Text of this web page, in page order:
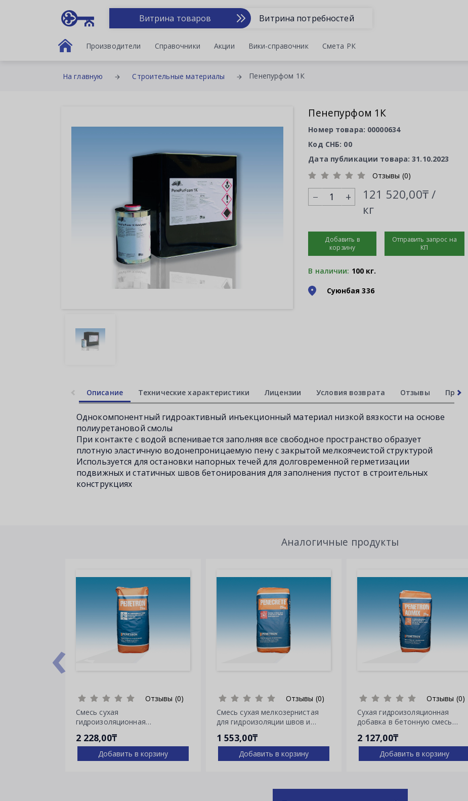
Витрина товаров Витрина потребностей
Производители Справочники Акции Вики-справочник Смета РК
На главную Строительные материалы Пенепурфом 1К
Пенепурфом 1К
Номер товара: 00000634
Код СНБ: 00
Дата публикации товара: 31.10.2023
Отзывы (0)
+
121 520,00₸ /
кг
Добавить в
корзину
Отправить запрос на
КП
В наличии: 100 кг.
Суюнбая 336
Описание Технические характеристики Лицензии Условия возврата Отзывы Прочее
Однокомпонентный гидроактивный инъекционный материал низкой вязкости на основе
полиуретановой смолы
При контакте с водой вспенивается заполняя все свободное пространство образует
плотную эластичную водонепроницаемую пену с закрытой мелкоячеистой структурой
Используется для остановки напорных течей для долговременной герметизации
подвижных и статичных швов бетонирования для заполнения пустот в строительных
конструкциях
Аналогичные продукты
Отзывы (0)
Смесь сухая
гидроизоляционная
Пенетрон
2 228,00₸
Добавить в корзину
Отзывы (0)
Смесь сухая мелкозернистая
для гидроизоляции швов и
1 553,00₸
Добавить в корзину
Отзывы (0)
Сухая гидроизоляционная
добавка в бетонную смесь
2 127,00₸
Добавить в корзину
‹